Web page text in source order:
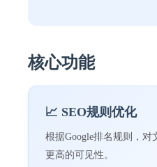
核心功能
📈 SEO规则优化
根据Google排名规则，
更高的可见性。